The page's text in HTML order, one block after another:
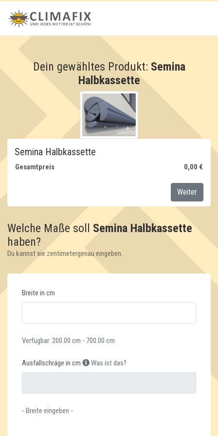
Dein gewähltes Produkt: Semina
Halbkassette
Welche Maße soll Semina Halbkassette
haben?
Du kannst sie zentimetergenau eingeben.
Breite in cm
Verfügbar: 200.00 cm - 700.00 cm
Ausfallschräge in cm Was ist das?
- Breite eingeben -
Semina Halbkassette
Gesamtpreis 0,00 €
Weiter